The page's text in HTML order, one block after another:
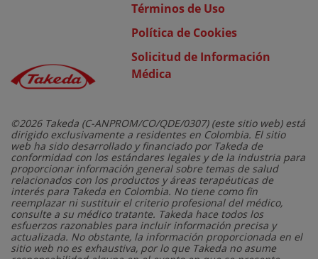
Términos de Uso
Política de Cookies
Solicitud de Información
Médica
©2026 Takeda (C-ANPROM/CO/QDE/0307) (este sitio web) está
dirigido exclusivamente a residentes en Colombia. El sitio
web ha sido desarrollado y financiado por Takeda de
conformidad con los estándares legales y de la industria para
proporcionar información general sobre temas de salud
relacionados con los productos y áreas terapéuticas de
interés para Takeda en Colombia. No tiene como fin
reemplazar ni sustituir el criterio profesional del médico,
consulte a su médico tratante. Takeda hace todos los
esfuerzos razonables para incluir información precisa y
actualizada. No obstante, la información proporcionada en el
sitio web no es exhaustiva, por lo que Takeda no asume